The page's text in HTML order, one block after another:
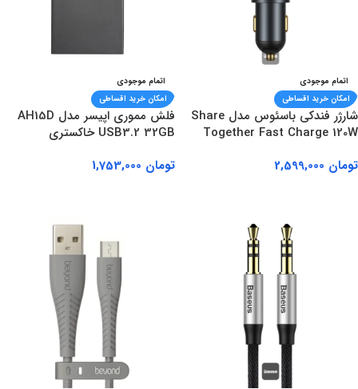
اتمام موجودی
امکان خرید اقساطی
شارژر فندکی باسئوس مدل Share
Together Fast Charge 120W
تومان
اتمام موجودی
امکان خرید اقساطی
فلش مموری اپیسر مدل AH15D
USB3.2 32GB خاکستری
تومان